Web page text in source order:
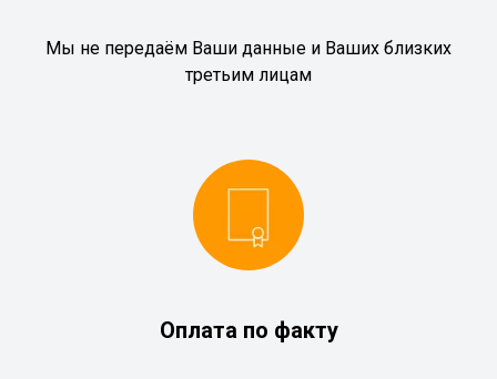
Мы не передаём Ваши данные и Ваших близких
третьим лицам
Оплата по факту